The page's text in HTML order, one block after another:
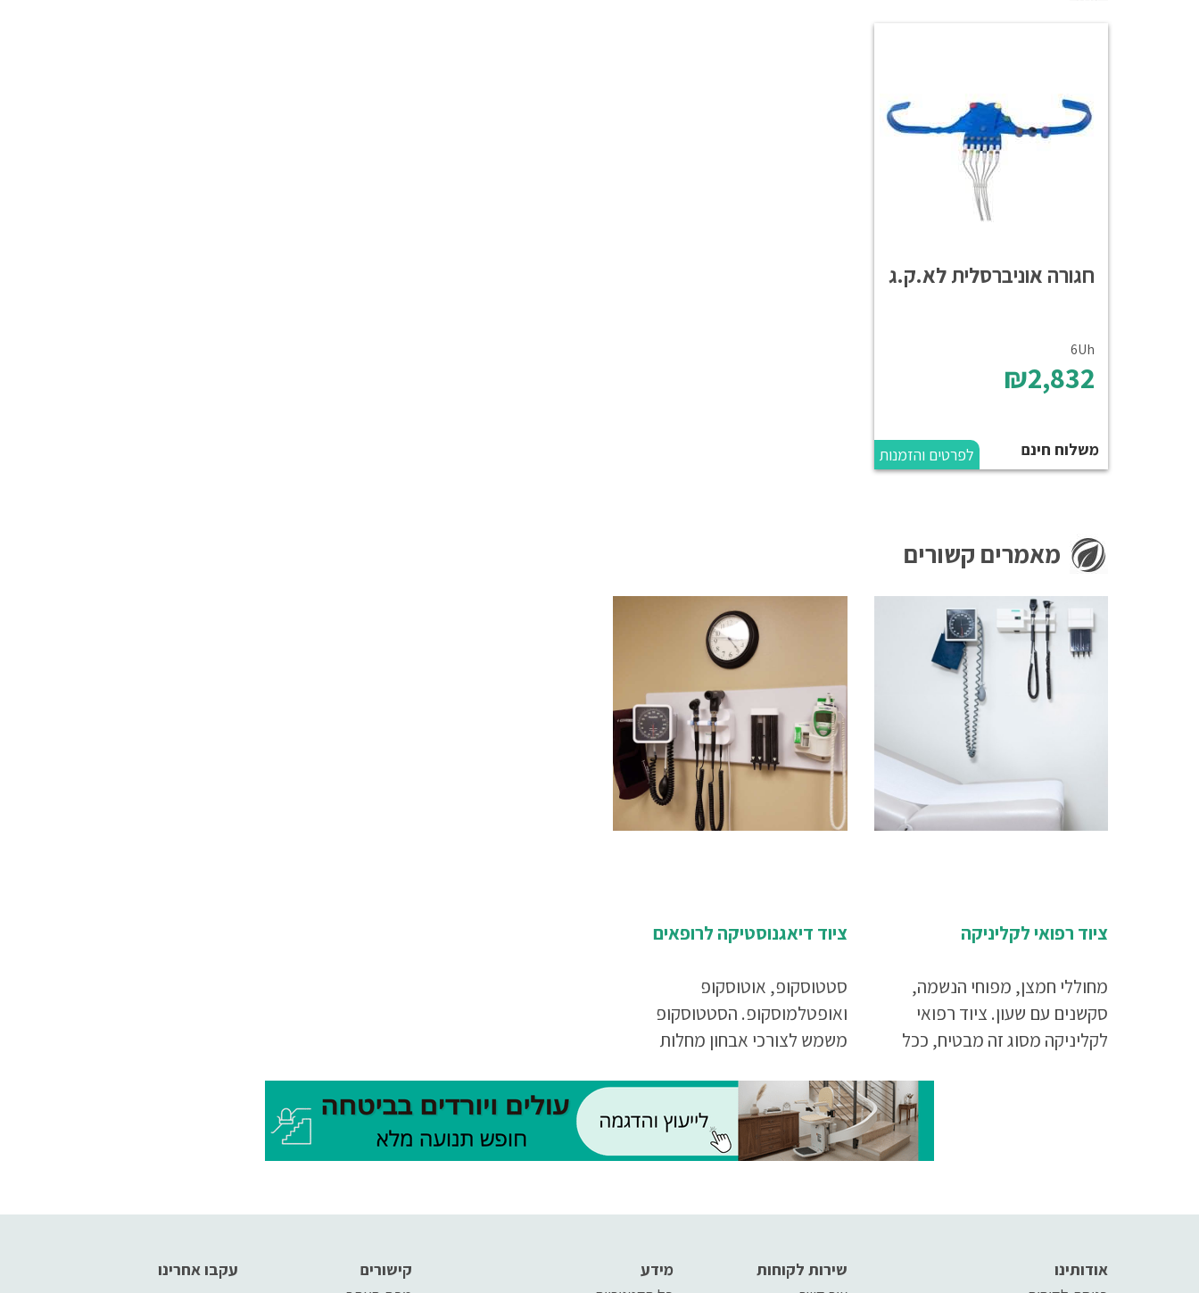
חגורה אוניברסלית לא.ק.ג
6Uh
₪2,832
משלוח חינם לפרטים והזמנות
מאמרים קשורים
ציוד רפואי לקליניקה
מחוללי חמצן, מפוחי הנשמה,
סקשנים עם שעון. ציוד רפואי
לקליניקה מסוג זה מבטיח, ככל
ממצב המחייב ביצוע החייאה,
במקום יימצא כל הציוד הדרוש
ציוד דיאגנוסטיקה לרופאים
סטטוסקופ, אוטוסקופ
ואופטלמוסקופ. הסטטוסקופ
משמש לצורכי אבחון מחלות
לבדיקת אוזניים והאופטלמוסקופ
לבדיקת קרקעית העין, ולכן אין
ספק שהם חייבים להיות איכותיים
עקבו אחרינו
קישורים
מידע
שירות לקוחות
אודותינו